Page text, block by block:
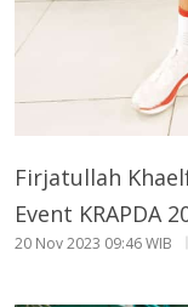
Firjatullah
Event KRAPDA
20 Nov 2023 09:46 WIB